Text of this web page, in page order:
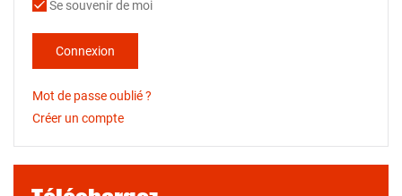
Se souvenir de moi
Connexion
Mot de passe oublié ?
Créer un compte